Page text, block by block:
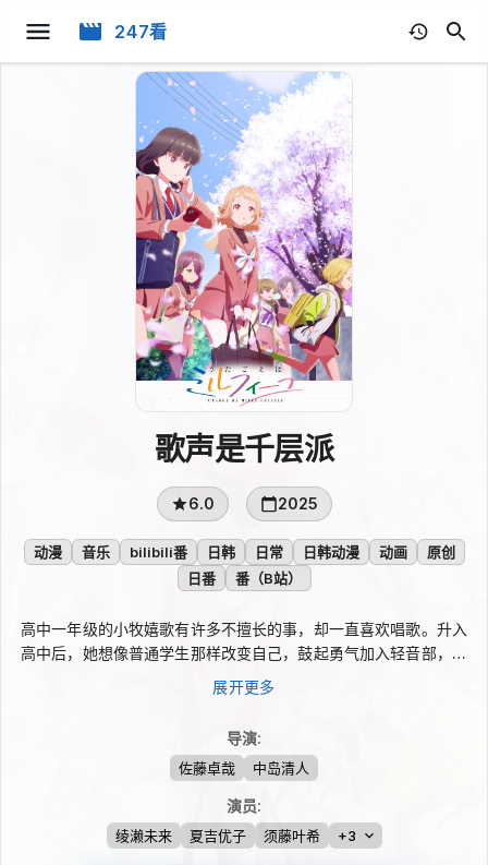
247看
歌声是千层派
6.0 2025
动漫 音乐 bilibili番 日韩 日常 日韩动漫 动画
原创
日番
番（B站）
高中一年级的小牧嬉歌有许多不擅长的事，却一直喜欢唱歌。升入
高中后，她想像普通学生那样改变自己，鼓起勇气加入轻音部，却
因胆小而没能顺利开始。失落时，嬉歌接触到只靠人声编织的阿卡
贝拉。没有耀眼舞台，少女们在一层层交叠的歌声中寻找连接，也
展开更多
导演:
佐藤卓哉 中岛清人
演员:
绫濑未来 夏吉优子 须藤叶希 +3